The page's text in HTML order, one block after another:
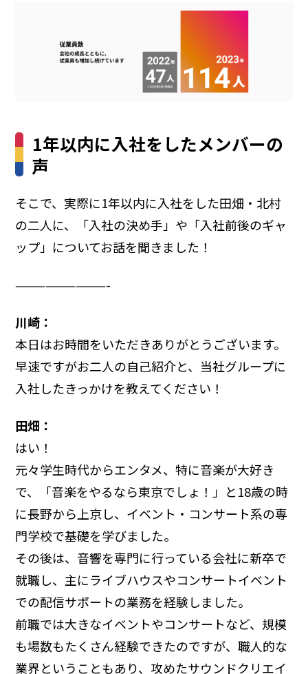
1年以内に入社をしたメンバーの
声
そこで、実際に1年以内に入社をした田畑・北村
の二人に、「入社の決め手」や「入社前後のギャ
ップ」についてお話を聞きました！
—————————-
川崎：
本日はお時間をいただきありがとうございます。
早速ですがお二人の自己紹介と、当社グループに
入社したきっかけを教えてください！
田畑：
はい！
元々学生時代からエンタメ、特に音楽が大好き
で、「音楽をやるなら東京でしょ！」と18歳の時
に長野から上京し、イベント・コンサート系の専
門学校で基礎を学びました。
その後は、音響を専門に行っている会社に新卒で
就職し、主にライブハウスやコンサートイベント
での配信サポートの業務を経験しました。
前職では大きなイベントやコンサートなど、規模
も場数もたくさん経験できたのですが、職人的な
業界ということもあり、攻めたサウンドクリエイ